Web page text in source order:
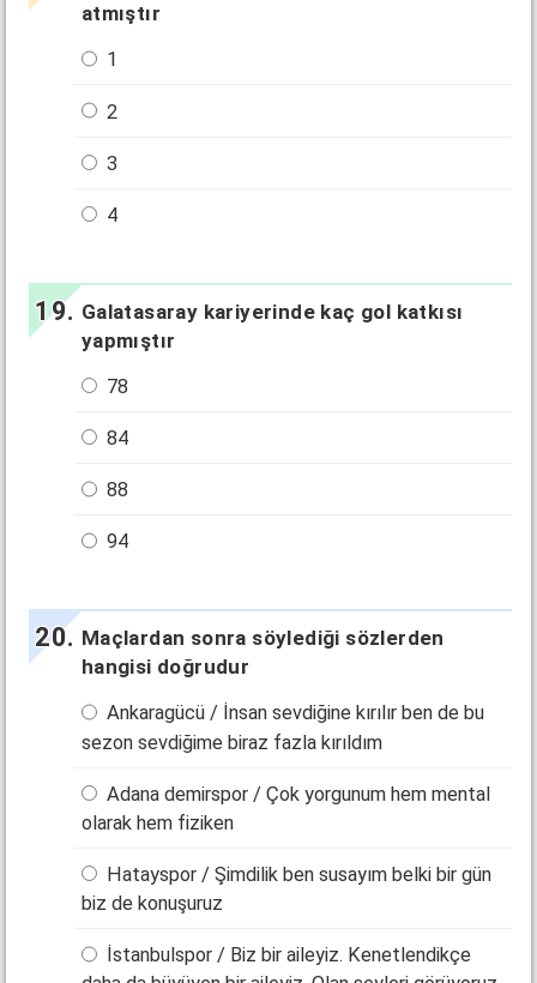
atmıştır
1
2
3
4
Galatasaray kariyerinde kaç gol katkısı
yapmıştır
78
84
88
94
Maçlardan sonra söylediği sözlerden
hangisi doğrudur
Ankaragücü / İnsan sevdiğine kırılır ben de bu
sezon sevdiğime biraz fazla kırıldım
Adana demirspor / Çok yorgunum hem mental
olarak hem fiziken
Hatayspor / Şimdilik ben susayım belki bir gün
biz de konuşuruz
İstanbulspor / Biz bir aileyiz. Kenetlendikçe